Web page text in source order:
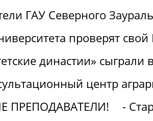
ГАУ Северного
проверят свой
династии»
центр
ПРЕПОДАВАТЕЛИ!
-